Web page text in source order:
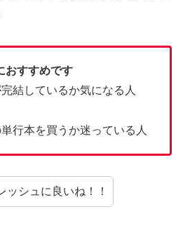
おすすめです
結しているか気になる人
行本を買うか迷っている人
ッシュに良いね！！